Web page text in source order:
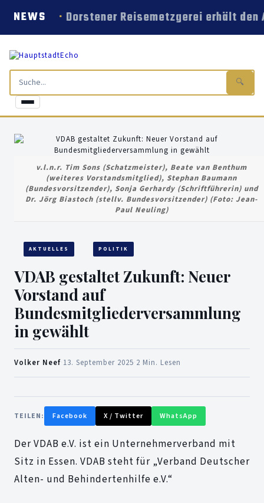
NEWS Dorstener Reisemetzgerei erhält den
🔍
v.l.n.r. Tim Sons (Schatzmeister), Beate van Benthum
(weiteres Vorstandsmitglied), Stephan Baumann
(Bundesvorsitzender), Sonja Gerhardy (Schriftführerin) und
Dr. Jörg Biastoch (stellv. Bundesvorsitzender) (Foto: Jean-
Paul Neuling)
AKTUELLES POLITIK
VDAB gestaltet Zukunft: Neuer
Vorstand auf
Bundesmitgliederversammlung
in gewählt
Volker Neef 13. September 2025 2 Min. Lesen
TEILEN: Facebook X / Twitter WhatsApp
Der VDAB e.V. ist ein Unternehmerverband mit
Sitz in Essen. VDAB steht für „Verband Deutscher
Alten- und Behindertenhilfe e.V.“